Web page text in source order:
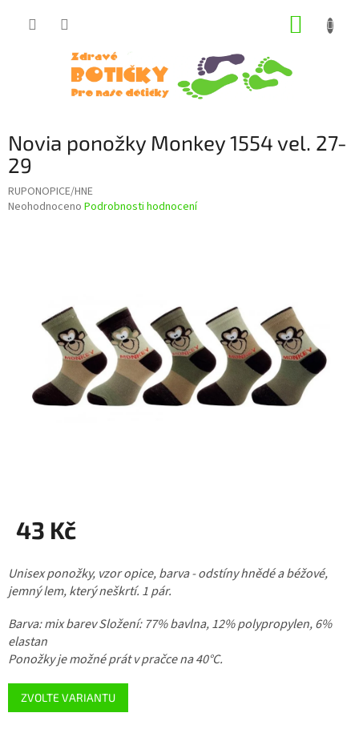
Novia ponožky Monkey 1554 vel. 27-
29
RUPONOPICE/HNE
Průměrné
hvězdiček.
Neohodnoceno Podrobnosti hodnocení
43 Kč
cena:
ZVOLTE VARIANTU
Unisex ponožky, vzor opice, barva - odstíny hnědé a béžové,
jemný lem, který neškrtí. 1 pár.
Barva: mix barev Složení: 77% bavlna, 12% polypropylen, 6%
elastan
Ponožky je možné prát v pračce na 40°C.